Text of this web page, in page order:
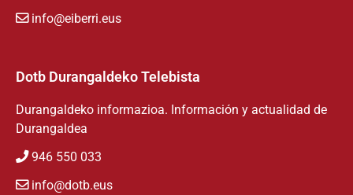
info@eiberri.eus
Dotb Durangaldeko Telebista
Durangaldeko informazioa. Información y actualidad de
Durangaldea
946 550 033
info@dotb.eus